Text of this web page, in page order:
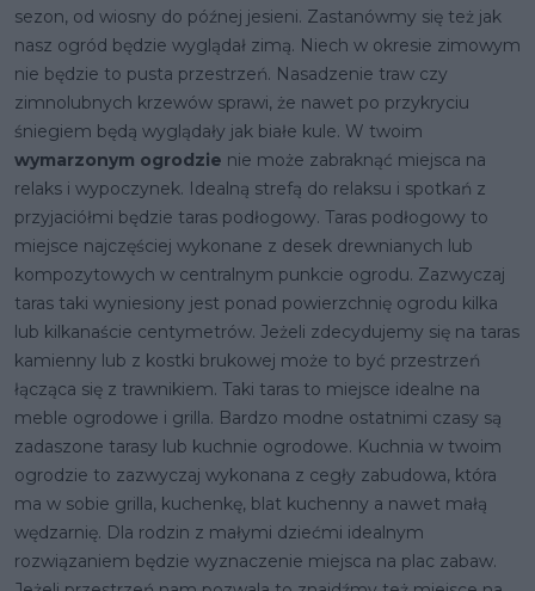
sezon, od wiosny do późnej jesieni. Zastanówmy się też jak
nasz ogród będzie wyglądał zimą. Niech w okresie zimowym
nie będzie to pusta przestrzeń. Nasadzenie traw czy
zimnolubnych krzewów sprawi, że nawet po przykryciu
śniegiem będą wyglądały jak białe kule. W twoim
wymarzonym ogrodzie nie może zabraknąć miejsca na
relaks i wypoczynek. Idealną strefą do relaksu i spotkań z
przyjaciółmi będzie taras podłogowy. Taras podłogowy to
miejsce najczęściej wykonane z desek drewnianych lub
kompozytowych w centralnym punkcie ogrodu. Zazwyczaj
taras taki wyniesiony jest ponad powierzchnię ogrodu kilka
lub kilkanaście centymetrów. Jeżeli zdecydujemy się na taras
kamienny lub z kostki brukowej może to być przestrzeń
łącząca się z trawnikiem. Taki taras to miejsce idealne na
meble ogrodowe i grilla. Bardzo modne ostatnimi czasy są
zadaszone tarasy lub kuchnie ogrodowe. Kuchnia w twoim
ogrodzie to zazwyczaj wykonana z cegły zabudowa, która
ma w sobie grilla, kuchenkę, blat kuchenny a nawet małą
wędzarnię. Dla rodzin z małymi dziećmi idealnym
rozwiązaniem będzie wyznaczenie miejsca na plac zabaw.